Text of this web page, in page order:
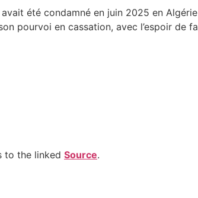
été condamné en juin 2025 en
pourvoi en cassation, avec l’espoir de
to the linked Source.